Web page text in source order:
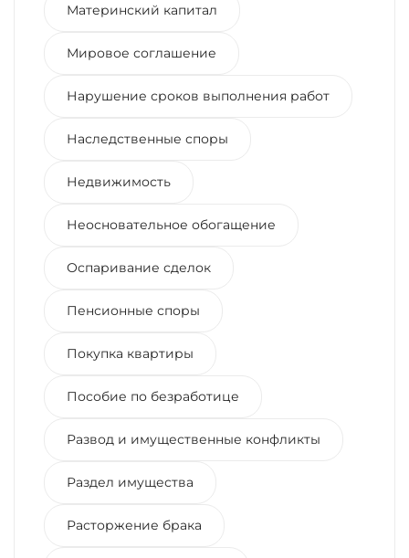
Материнский капитал
Мировое соглашение
Нарушение сроков выполнения работ
Наследственные споры
Недвижимость
Неосновательное обогащение
Оспаривание сделок
Пенсионные споры
Покупка квартиры
Пособие по безработице
Развод и имущественные конфликты
Раздел имущества
Расторжение брака